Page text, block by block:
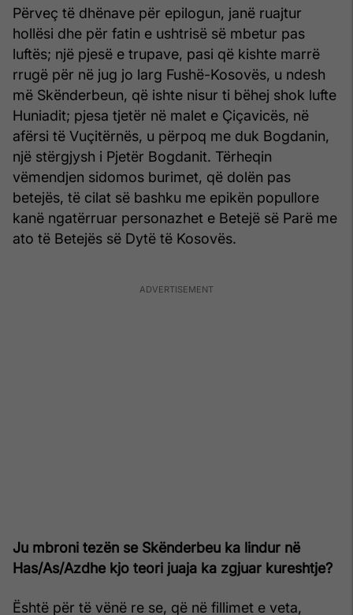
Përveç të dhënave për epilogun, janë ruajtur
hollësi dhe për fatin e ushtrisë së mbetur pas
luftës; një pjesë e trupave, pasi që kishte marrë
rrugë për në jug jo larg Fushë-Kosovës, u ndesh
më Skënderbeun, që ishte nisur ti bëhej shok lufte
Huniadit; pjesa tjetër në malet e Çiçavicës, në
afërsi të Vuçitërnës, u përpoq me duk Bogdanin,
një stërgjysh i Pjetër Bogdanit. Tërheqin
vëmendjen sidomos burimet, që dolën pas
betejës, të cilat së bashku me epikën popullore
kanë ngatërruar personazhet e Betejë së Parë me
ato të Betejës së Dytë të Kosovës.
Ju mbroni tezën se Skënderbeu ka lindur në
Has/As/Azdhe kjo teori juaja ka zgjuar kureshtje?
Është për të vënë re se, që në fillimet e veta,